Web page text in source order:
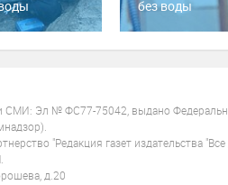
без воды
СМИ: Эл № ФС77-75042, выдано
"Редакция газет издательства
д.20